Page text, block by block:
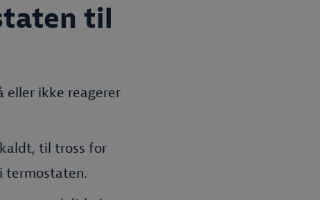
til
eller ikke reagerer
til tross for
termostaten.